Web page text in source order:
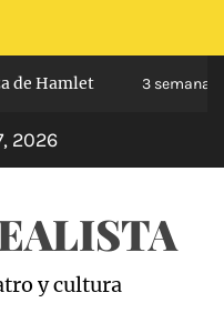
Hamlet 3 semanas
2026
y cultura